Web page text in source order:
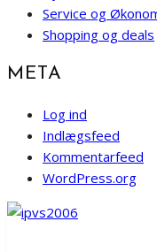
Service og
Shopping og deals
META
Log ind
Indlægsfeed
Kommentarfeed
WordPress.org